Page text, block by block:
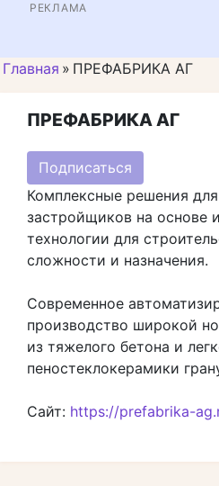
РЕКЛАМА
Главная » ПРЕФАБРИКА АГ
ПРЕФАБРИКА АГ
Подписаться
Комплексные решения
застройщиков на основе
технологии для
сложности и назначения.
Современное
производство широкой
из тяжелого бетона и
пеностеклокерамики
Сайт: https://prefabrika-